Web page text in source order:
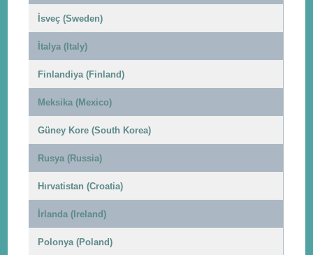
İsveç (Sweden)
İtalya (Italy)
Finlandiya (Finland)
Meksika (Mexico)
Güney Kore (South Korea)
Rusya (Russia)
Hırvatistan (Croatia)
İrlanda (Ireland)
Polonya (Poland)